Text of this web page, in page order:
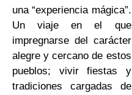
una “experiencia mágica”.
Un viaje en el que
impregnarse del carácter
alegre y cercano de estos
pueblos; vivir fiestas y
tradiciones cargadas de